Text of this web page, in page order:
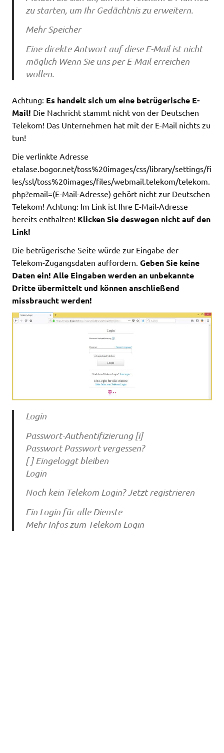
zu starten, um Ihr Gedächtnis zu erweitern.
Mehr Speicher
Eine direkte Antwort auf diese E-Mail ist nicht
möglich Wenn Sie uns per E-Mail erreichen
wollen.
Achtung: Es handelt sich um eine betrügerische E-
Mail! Die Nachricht stammt nicht von der Deutschen
Telekom! Das Unternehmen hat mit der E-Mail nichts zu
tun!
Die verlinkte Adresse
etalase.bogor.net/toss%20images/css/library/settings/fi
les/ssl/toss%20images/files/webmail.telekom/telekom.
php?email=(E-Mail-Adresse) gehört nicht zur Deutschen
Telekom! Achtung: Im Link ist Ihre E-Mail-Adresse
bereits enthalten! Klicken Sie deswegen nicht auf den
Link!
Die betrügerische Seite würde zur Eingabe der
Telekom-Zugangsdaten auffordern. Geben Sie keine
Daten ein! Alle Eingaben werden an unbekannte
Dritte übermittelt und können anschließend
missbraucht werden!
Login
Passwort-Authentifizierung [i]
Passwort Passwort vergessen?
[ ] Eingeloggt bleiben
Login
Noch kein Telekom Login? Jetzt registrieren
Ein Login für alle Dienste
Mehr Infos zum Telekom Login